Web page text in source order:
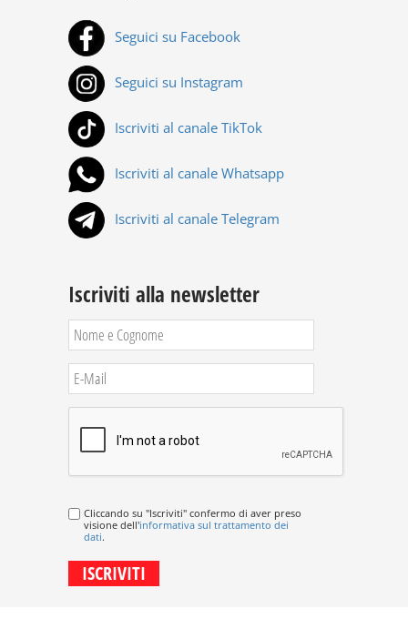
Seguici su Facebook
Seguici su Instagram
Iscriviti al canale TikTok
Iscriviti al canale Whatsapp
Iscriviti al canale Telegram
Iscriviti alla newsletter
Cliccando su "Iscriviti" confermo di aver preso
visione dell'informativa sul trattamento dei
dati.